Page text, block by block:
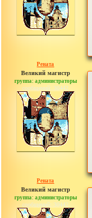
Рената
Великий магистр
группа: администраторы
сообщений: 30442
Рената
Великий магистр
группа: администраторы
сообщений: 30442